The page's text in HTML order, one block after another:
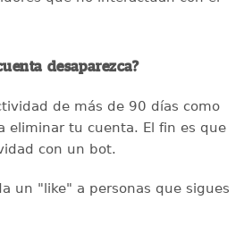
desaparezca?
de más de 90 días como
eliminar tu cuenta. El fin es que
con un bot.
un "like" a personas que sigues